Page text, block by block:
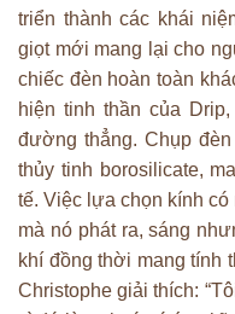
triển thành các khái
giọt mới mang lại cho
chiếc đèn hoàn toàn
hiện tinh thần của
đường thẳng. Chụp
thủy tinh borosilicate,
tế. Việc lựa chọn kính
mà nó phát ra, sáng
khí đồng thời mang tính
Christophe giải thích: